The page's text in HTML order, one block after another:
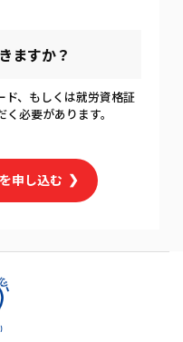
ますか？
ド、もしくは就労資格証
必要があります。
申し込む